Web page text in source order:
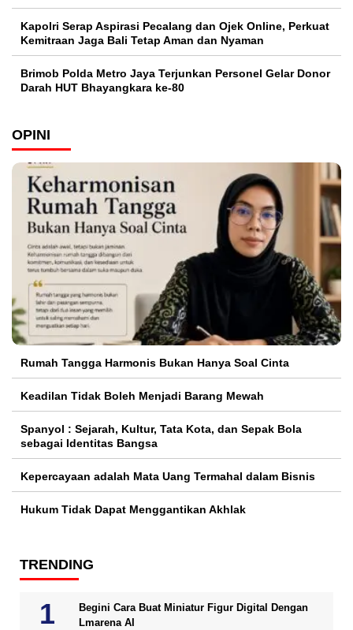
Kapolri Serap Aspirasi Pecalang dan Ojek Online, Perkuat
Kemitraan Jaga Bali Tetap Aman dan Nyaman
Brimob Polda Metro Jaya Terjunkan Personel Gelar Donor
Darah HUT Bhayangkara ke-80
OPINI
Rumah Tangga Harmonis Bukan Hanya Soal Cinta
Keadilan Tidak Boleh Menjadi Barang Mewah
Spanyol : Sejarah, Kultur, Tata Kota, dan Sepak Bola
sebagai Identitas Bangsa
Kepercayaan adalah Mata Uang Termahal dalam Bisnis
Hukum Tidak Dapat Menggantikan Akhlak
TRENDING
Begini Cara Buat Miniatur Figur Digital Dengan
Lmarena AI